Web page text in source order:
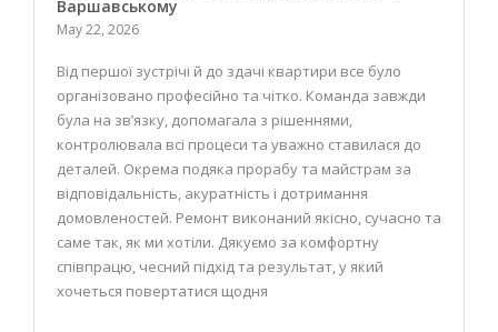
Варшавському
May 22, 2026
Від першої зустрічі й до здачі квартири все було
організовано професійно та чітко. Команда завжди
була на зв’язку, допомагала з рішеннями,
контролювала всі процеси та уважно ставилася до
деталей. Окрема подяка прорабу та майстрам за
відповідальність, акуратність і дотримання
домовленостей. Ремонт виконаний якісно, сучасно та
саме так, як ми хотіли. Дякуємо за комфортну
співпрацю, чесний підхід та результат, у який
хочеться повертатися щодня